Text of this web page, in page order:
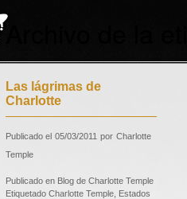
Archivo de la
Las lágrimas de
Charlotte
Publicado el 05/03/2011 por Charlotte
Temple
Publicado en Blog de Charlotte Temple
Etiquetado Charlotte Temple Estados